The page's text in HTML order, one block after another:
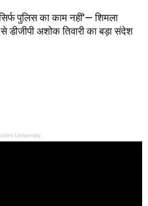
पुलिस का काम नहीं’— शिमला
से डीजीपी अशोक तिवारी का बड़ा संदेश
University